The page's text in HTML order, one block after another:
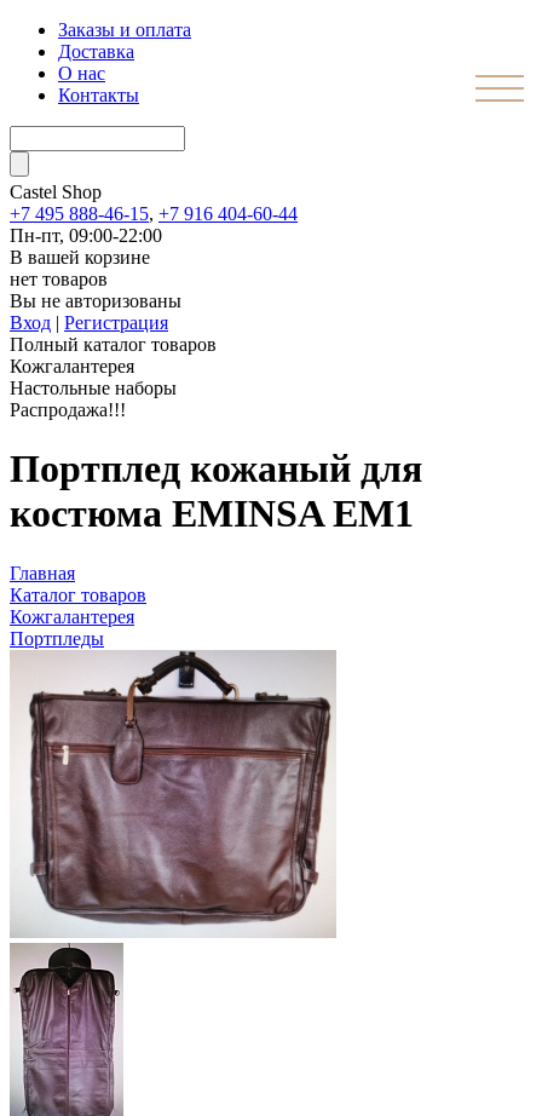
Заказы и оплата
Доставка
О нас
Контакты
Castel Shop
+7 495 888-46-15, +7 916 404-60-44
Пн-пт, 09:00-22:00
В вашей корзине
нет товаров
Вы не авторизованы
Вход | Регистрация
Полный каталог товаров
Кожгалантерея
Настольные наборы
Распродажа!!!
Портплед кожаный для
костюма EMINSA EM1
Главная
Каталог товаров
Кожгалантерея
Портпледы